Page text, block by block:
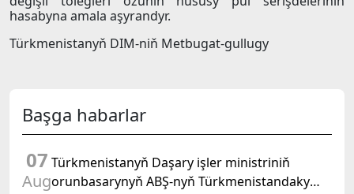
hasabyna amala aşyrandyr.
Türkmenistanyň DIM-niň Metbugat-gullugy
Başga habarlar
07
Aug
Türkmenistanyň Daşary işler ministriniň
orunbasarynyň ABŞ-nyň Türkmenistandaky